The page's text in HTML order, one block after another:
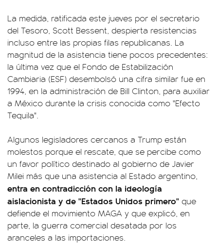
La medida, ratificada este jueves por el secretario
del Tesoro, Scott Bessent, despierta resistencias
incluso entre las propias filas republicanas. La
magnitud de la asistencia tiene pocos precedentes:
la última vez que el Fondo de Estabilización
Cambiaria (ESF) desembolsó una cifra similar fue en
1994, en la administración de Bill Clinton, para auxiliar
a México durante la crisis conocida como "Efecto
Tequila".
Algunos legisladores cercanos a Trump están
molestos porque el rescate, que se percibe como
un favor político destinado al gobierno de Javier
Milei más que una asistencia al Estado argentino,
entra en contradicción con la ideología
aislacionista y de "Estados Unidos primero" que
defiende el movimiento MAGA y que explicó, en
parte, la guerra comercial desatada por los
aranceles a las importaciones.